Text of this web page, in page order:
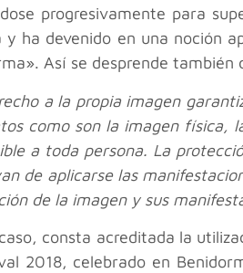
progresivamente para
y ha devenido en una noción
Así se desprende también
a la propia imagen
como son la imagen física,
a toda persona. La
de aplicarse las
de la imagen y sus
consta acreditada la
2018, celebrado en